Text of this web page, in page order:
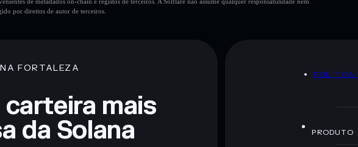
por direitos de autor de terceiros.
FORTALEZA
mais
da Solana
POLÍTICA
PRODUTO